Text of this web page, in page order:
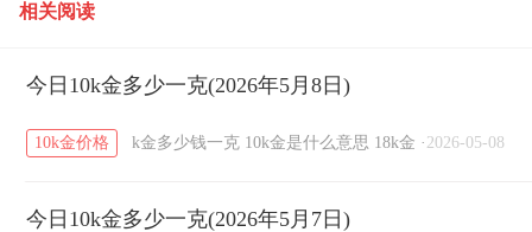
相关阅读
今日10k金多少一克(2026年5月8日)
10k金价格 k金多少钱一克 10k金是什么意思 18k金 · 2026-05-08
今日10k金多少一克(2026年5月7日)